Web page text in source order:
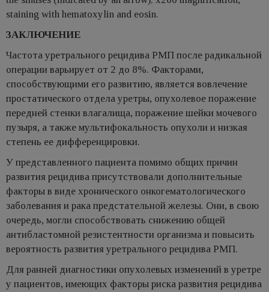
staining with hematoxylin and eosin.
ЗАКЛЮЧЕНИЕ
Частота уретрального рецидива РМП после радикальной
операции варьирует от 2 до 8%. Факторами,
способствующими его развитию, является вовлечение
простатического отдела уретры, опухолевое поражение
передней стенки влагалища, поражение шейки мочевого
пузыря, а также мультифокальность опухоли и низкая
степень ее дифференцировки.
У представленного пациента помимо общих причин
развития рецидива присутствовали дополнительные
факторы в виде хронического онкогематологического
заболевания и рака предстательной железы. Они, в свою
очередь, могли способствовать снижению общей
антибластомной резистентности организма и повысить
вероятность развития уретрального рецидива РМП.
Для ранней диагностики опухолевых изменений в уретре
у пациентов, имеющих факторы риска развития рецидива